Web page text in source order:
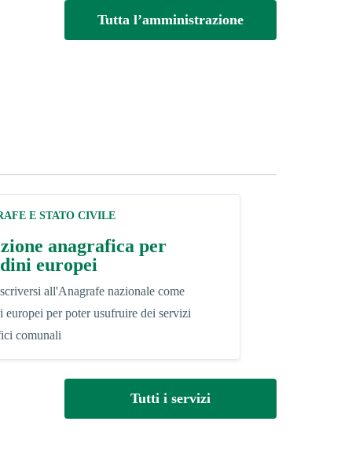
Tutta l’amministrazione
E STATO CIVILE
anagrafica per
europei
all'Anagrafe nazionale come
europei per poter usufruire dei servizi
comunali
Tutti i servizi